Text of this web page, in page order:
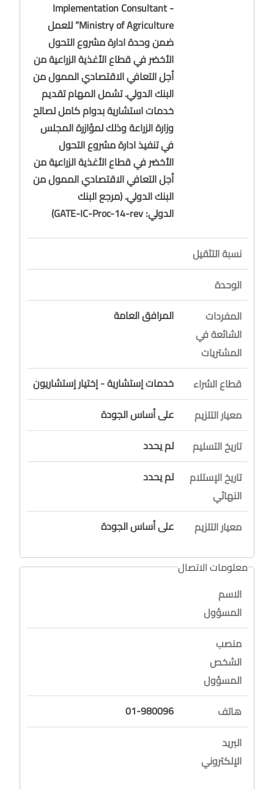
Implementation Consultant -
Ministry of Agriculture” للعمل
ضمن وحدة ادارة مشروع التحول
الأخضر في قطاع الأغذية الزراعية من
أجل التعافي الاقتصادي الممول من
البنك الدولي. تشمل المهام تقديم
خدمات استشارية بدوام كامل لصالح
وزارة الزراعة وذلك لمؤازرة المجلس
في تنفيذ ادارة مشروع التحول
الأخضر في قطاع الأغذية الزراعية من
أجل التعافي الاقتصادي الممول من
البنك الدولي. (مرجع البنك
الدولي: GATE-IC-Proc-14-rev)
نسبة التثقيل
الوحدة
المفردات
الشائعة في
المشتريات
المرافق العامة
قطاع الشراء
خدمات إستشارية - إختيار إستشاريون
معيار التلزيم
على أساس الجودة
تاريخ التسليم
لم يحدد
تاريخ الإستلام
النهائي
لم يحدد
معيار التلزيم على أساس الجودة
معلومات الاتصال
الاسم
المسؤول
منصب
الشخص
المسؤول
هاتف
01-980096
البريد
الإلكتروني